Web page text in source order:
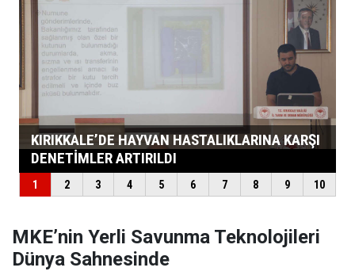
MKE’nin Yerli Savunma Teknolojileri
Dünya Sahnesinde